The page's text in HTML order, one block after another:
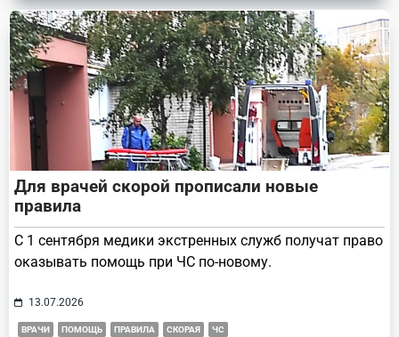
Для врачей скорой прописали новые
правила
С 1 сентября медики экстренных служб получат право
оказывать помощь при ЧС по-новому.
13.07.2026
ВРАЧИ ПОМОЩЬ ПРАВИЛА СКОРАЯ ЧС